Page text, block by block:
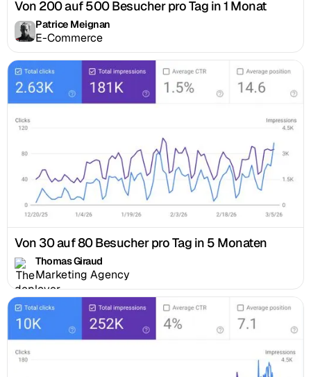
Von 200 auf 500 Besucher pro Tag in 1 Monat
Patrice Meignan
E-Commerce
Von 30 auf 80 Besucher pro Tag in 5 Monaten
Thomas Giraud
Marketing Agency